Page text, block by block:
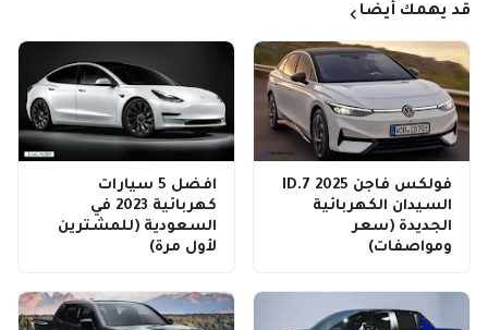
قد يهمك أيضا
فولكس فاجن ID.7 2025
السيدان الكهربائية
الجديدة (سعر
ومواصفات)
افضل 5 سيارات
كهربائية 2023 في
السعودية (للمشترين
لأول مرة)